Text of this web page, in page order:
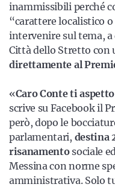
inammissibili perché
“carattere localistico
intervenire sul tema,
Città dello Stretto con
direttamente al
«Caro Conte ti
scrive su Facebook il
però, dopo le
parlamentari, destina
risanamentosociale
Messina con norme
amministrativa. Solo